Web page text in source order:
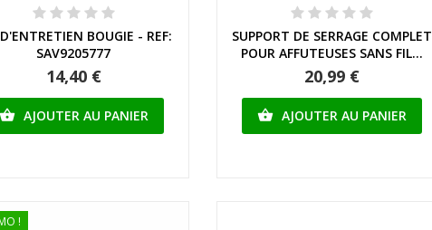
Aperçu rapide
BOUGIE - REF:
SAV9205777
14,40 €
AJOUTER AU PANIER
Aperçu rapide
SUPPORT DE SERRAGE COMPLET
POUR AFFUTEUSES SANS FIL...
20,99 €
 AJOUTER AU PANIER
!